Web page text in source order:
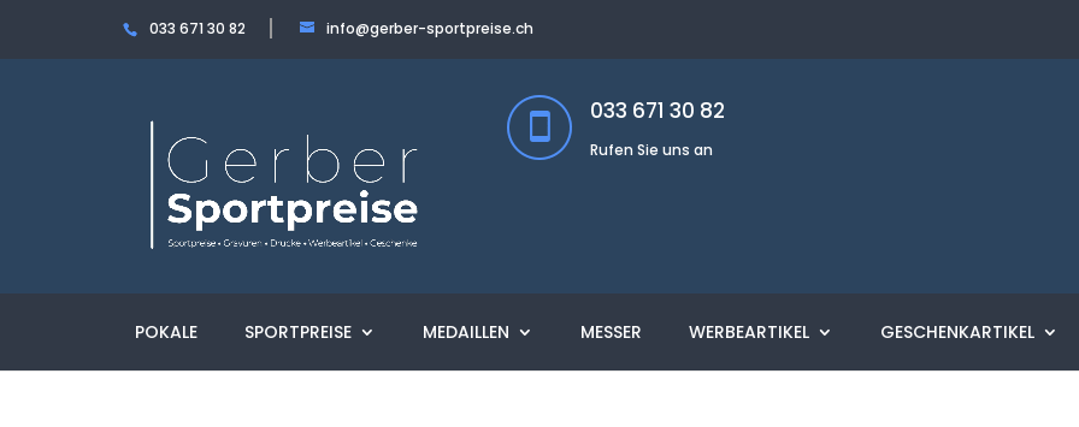
033 671 30 82 info@gerber-sportpreise.ch
033 671 30 82
Rufen Sie uns an
POKALE SPORTPREISE MEDAILLEN MESSER WERBEARTIKEL GESCHENKARTIKEL